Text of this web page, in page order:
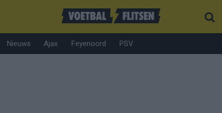
Nieuws Ajax Feyenoord PSV